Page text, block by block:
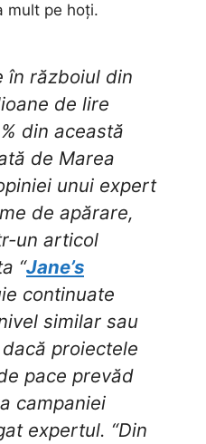
mult pe hoți.
în războiul din
de lire
din această
de Marea
unui expert
de apărare,
un articol
“Jane’s
continuate
similar sau
proiectele
pace prevăd
campaniei
expertul. “Din